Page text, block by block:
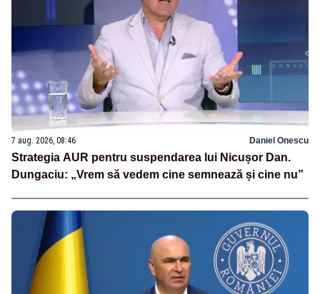
7 aug. 2026, 08:46 Daniel Onescu
Strategia AUR pentru suspendarea lui Nicușor Dan.
Dungaciu: „Vrem să vedem cine semnează și cine nu”